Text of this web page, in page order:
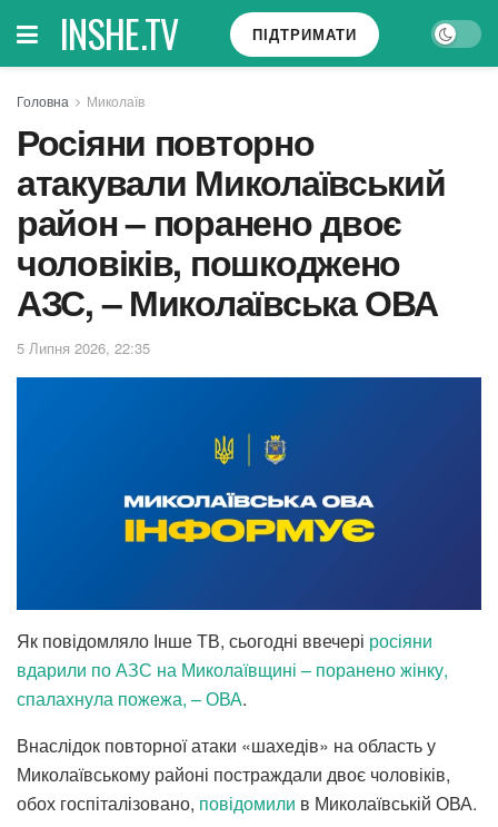
INSHE.TV ПІДТРИМАТИ
Головна Миколаїв
Росіяни повторно
атакували Миколаївський
район – поранено двоє
чоловіків, пошкоджено
АЗС, – Миколаївська ОВА
5 Липня 2026, 22:35
Як повідомляло Інше ТВ, сьогодні ввечері росіяни
вдарили по АЗС на Миколаївщині – поранено жінку,
спалахнула пожежа, – ОВА.
Внаслідок повторної атаки «шахедів» на область у
Миколаївському районі постраждали двоє чоловіків,
обох госпіталізовано, повідомили в Миколаївській ОВА.